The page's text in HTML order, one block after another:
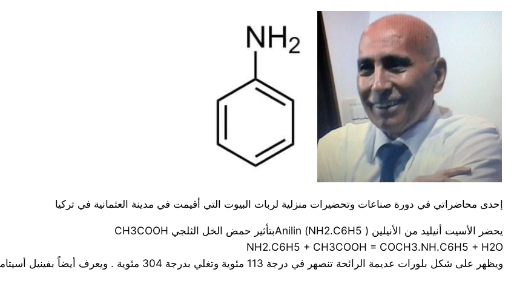
إحدى محاضراتي في دورة صناعات وتحضيرات منزلية لربات البيوت التي أقيمت في مدينة العثمانية في تركيا
يحضر الأسيت أنيليد من الأنيلين ( NH2.C6H5) Anilinبتأثير حمض الخل الثلجي CH3COOH
NH2.C6H5 + CH3COOH = COCH3.NH.C6H5 + H2O
ويظهر على شكل بلورات عديمة الرائحة تنصهر في درجة 113 مئوية وتغلي بدرجة 304 مئوية . ويعرف أيضاً بفينيل أسيتاميد وبالأنتيفيبرين Antifebrin .